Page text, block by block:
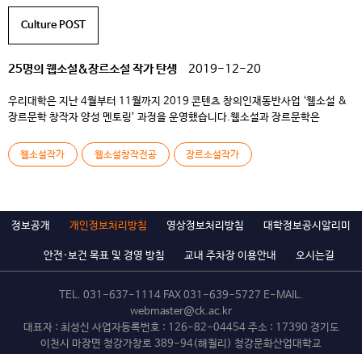
Culture POST
25명의 웹소설&장르소설 작가 탄생 2019-12-20
우리대학은 지난 4월부터 11월까지 2019 콘텐츠 창의인재동반사업 ‘웹소설 &
장르문학 창작자 양성 멘토링’ 과정을 운영했습니다.웹소설과 장르문학은
통해서 많은 독자들에게 사랑을 받는 문화콘텐츠입니다.
한국콘텐츠진흥원이 지원하는 ‘2019 콘텐츠 창의인재동반사업’은 문화콘텐츠
웹소설작가 웹소설창작전공 장르소설작가
정보공개 개인정보처리방침 영상정보처리방침 대학정보공시알리미
안전·보건 목표 및 경영 방침 교내 주차장 이용안내 오시는길
TEL. 031-637-1114 FAX 031-639-5727 E-MAIL.
webmaster@ck.ac.kr
대표자 : 최성신 사업자등록번호 : 126-82-04454 주소 : 17390 경기도
이천시 마장면 청강가창로 389-94(해월리) 청강문화산업대학교